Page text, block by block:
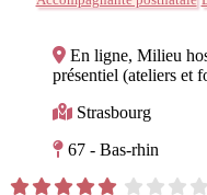
En ligne, Milieu
présentiel (ateliers et
Strasbourg
67 - Bas-rhin